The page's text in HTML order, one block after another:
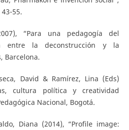
55.
“Para una pedagogía del
entre la deconstrucción y la
Barcelona.
David & Ramírez, Lina (Eds)
cultura política y creatividad
Nacional, Bogotá.
Diana (2014), “Profile image: